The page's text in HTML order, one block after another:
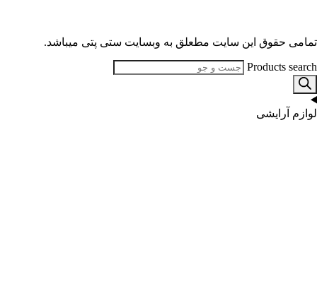
تمامی حقوق این سایت مطعلق به وبسایت ستی پتی میباشد.
Products search
لوازم آرایشی